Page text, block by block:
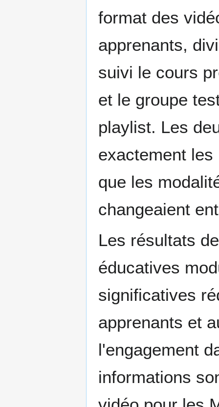
format des
apprenants,
suivi le cours
et le groupe
playlist. Les
exactement
que les
changeaient
Les résultats
éducatives
significatives
apprenants et
l'engagement
informations